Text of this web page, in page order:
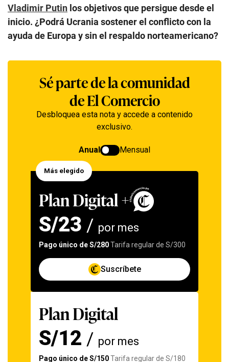
Vladimir Putin los objetivos que persigue desde el
inicio. ¿Podrá Ucrania sostener el conflicto con la
ayuda de Europa y sin el respaldo norteamericano?